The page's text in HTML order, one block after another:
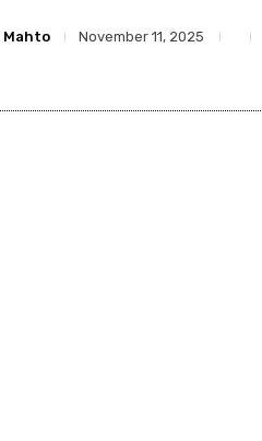
Mahto November 11, 2025